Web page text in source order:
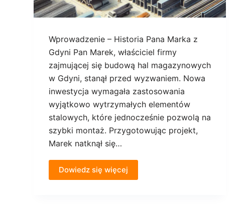
Wprowadzenie – Historia Pana Marka z
Gdyni Pan Marek, właściciel firmy
zajmującej się budową hal magazynowych
w Gdyni, stanął przed wyzwaniem. Nowa
inwestycja wymagała zastosowania
wyjątkowo wytrzymałych elementów
stalowych, które jednocześnie pozwolą na
szybki montaż. Przygotowując projekt,
Marek natknął się…
Dowiedz się więcej